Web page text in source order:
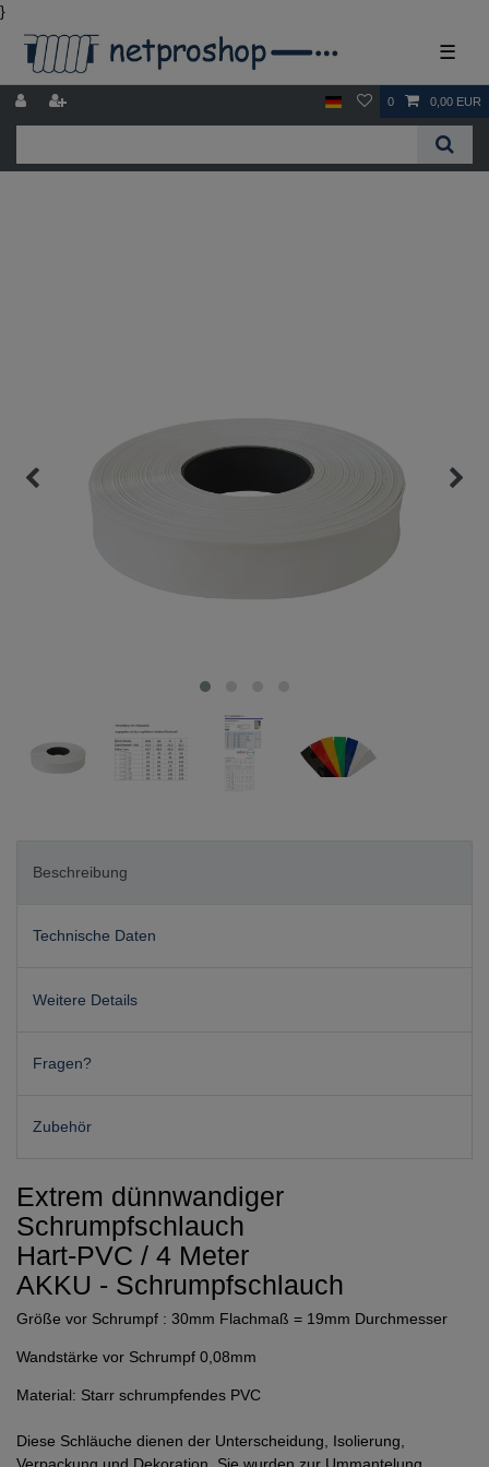
}
☰
0 0,00 EUR
Beschreibung
Technische Daten
Weitere Details
Fragen?
Zubehör
Extrem dünnwandiger
Schrumpfschlauch
Hart-PVC / 4 Meter
AKKU - Schrumpfschlauch
Größe vor Schrumpf : 30mm Flachmaß = 19mm Durchmesser
Wandstärke vor Schrumpf 0,08mm
Material: Starr schrumpfendes PVC
Diese Schläuche dienen der Unterscheidung, Isolierung,